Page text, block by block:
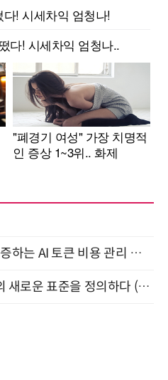
"AI 핀옵스 실전 세미나: 폭증하는 AI 토큰 비용 관리 전략" 8월 21일 개최
차세대 AICC, 고객 서비스의 새로운 표준을 정의하다 (9/9)